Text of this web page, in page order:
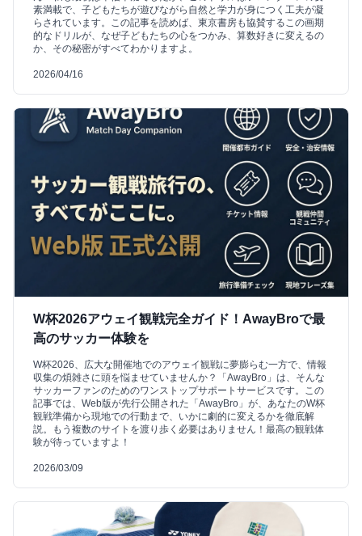
素満載で、子どもたちが遊びながら自然と学力が身につく工夫が凝
らされています。この記事を読めば、東京書房も協賛するこの画期
的なドリルが、なぜ子どもたちの心をつかみ、算数好きに変えるの
か、その秘密がすべてわかりますよ。
2026/04/16
W杯2026アウェイ観戦完全ガイド！AwayBroで最
高のサッカー体験を
W杯2026、広大な開催地でのアウェイ観戦に夢膨らむ一方で、情報
収集の煩雑さに頭を悩ませていませんか？「AwayBro」は、そんな
サッカーファンのためのワンストップサポートサービスです。この
記事では、Web版が先行公開された「AwayBro」が、あなたのW杯
観戦準備から現地での行動まで、いかに劇的に変えるかを徹底解
説。もう複数のサイトを渡り歩く必要はありません！最高の観戦体
験が待っていますよ！
2026/03/09